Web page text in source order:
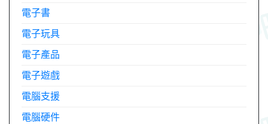
電子書
電子玩具
電子產品
電子遊戲
電腦支援
電腦硬件